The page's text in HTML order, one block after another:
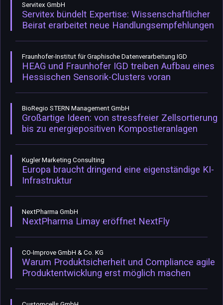
Servitex GmbH
Servitex bündelt Expertise: Wissenschaftlicher
Beirat erarbeitet neue Handlungsempfehlungen
Fraunhofer-Institut für Graphische Datenverarbeitung IGD
HEAG und Fraunhofer IGD treiben Aufbau eines
Hessischen Sensorik-Clusters voran
BioRegio STERN Management GmbH
Großartige Ideen: von stressfreier Zellsortierung
bis zu energiepositiven Kompostieranlagen
Kugler Marketing Consulting
Europa braucht dringend eine eigenständige KI-
Infrastruktur
NextPharma GmbH
NextPharma Limay eröffnet NextFly
CO-Improve GmbH & Co. KG
Warum Produktsicherheit und Compliance agile
Produktentwicklung erst möglich machen